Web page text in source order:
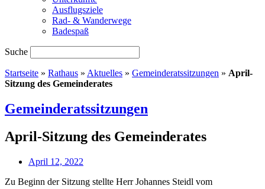
Ausflugsziele
Rad- & Wanderwege
Badespaß
Suche
Startseite » Rathaus » Aktuelles » Gemeinderatssitzungen » April-
Sitzung des Gemeinderates
Gemeinderatssitzungen
April-Sitzung des Gemeinderates
April 12, 2022
Zu Beginn der Sitzung stellte Herr Johannes Steidl vom